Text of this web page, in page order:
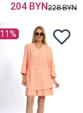
204 BYN228 BYN
11%